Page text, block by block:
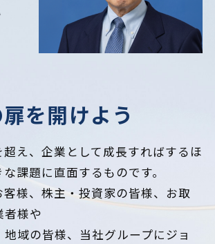
を開けよう
超え、企業として成長すればするほ
課題に直面するものです。
客様、株主・投資家の皆様、お取
者様や
域の皆様、当社グループにジョ